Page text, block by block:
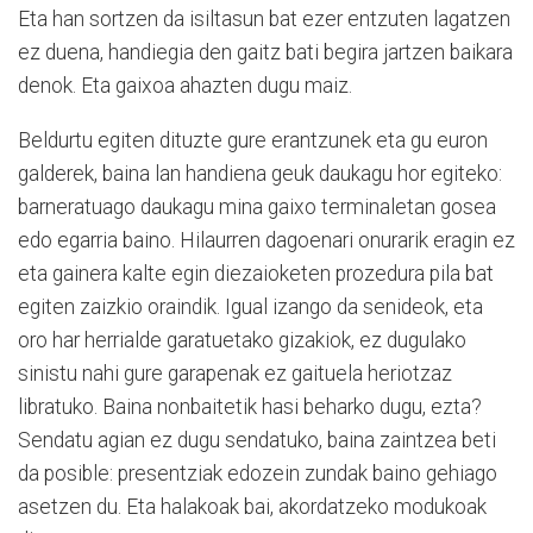
Eta han sortzen da isiltasun bat ezer entzuten lagatzen
ez duena, handiegia den gaitz bati begira jartzen baikara
denok. Eta gaixoa ahazten dugu maiz.
Beldurtu egiten dituzte gure erantzunek eta gu euron
galderek, baina lan handiena geuk daukagu hor egiteko:
barneratuago daukagu mina gaixo terminaletan gosea
edo egarria baino. Hilaurren dagoenari onurarik eragin ez
eta gainera kalte egin diezaioketen prozedura pila bat
egiten zaizkio oraindik. Igual izango da senideok, eta
oro har herrialde garatuetako gizakiok, ez dugulako
sinistu nahi gure garapenak ez gaituela heriotzaz
libratuko. Baina nonbaitetik hasi beharko dugu, ezta?
Sendatu agian ez dugu sendatuko, baina zaintzea beti
da posible: presentziak edozein zundak baino gehiago
asetzen du. Eta halakoak bai, akordatzeko modukoak